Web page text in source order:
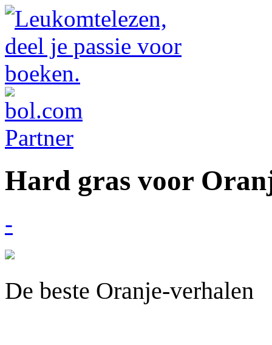
Hard gras voor
-
De beste Oranje-verhalen